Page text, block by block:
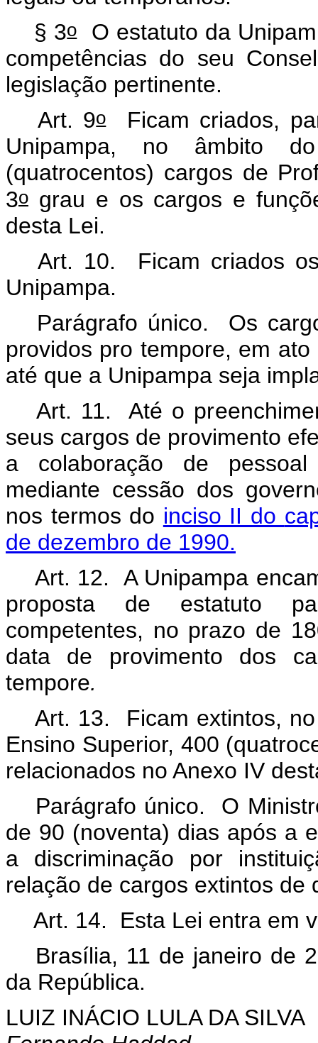
§ 3oO estatuto da
competências do seu
legislação pertinente.
Art. 9oFicam criados,
Unipampa, no âmbito
(quatrocentos) cargos de
3o grau e os cargos e
desta Lei.
Art. 10. Ficam criados
Unipampa.
Parágrafo único. Os
providos pro tempore, em ato
até que a Unipampa seja
Art. 11. Até o
seus cargos de provimento
a colaboração de pessoal
mediante cessão dos
nos termos do inciso II do
de dezembro de 1990.
Art. 12. A Unipampa
proposta de estatuto
competentes, no prazo de
data de provimento dos
tempore.
Art. 13. Ficam extintos,
Ensino Superior, 400
relacionados no Anexo IV
Parágrafo único. O
de 90 (noventa) dias após a
a discriminação por
relação de cargos extintos de
Art. 14. Esta Lei entra em
Brasília, 11 de janeiro de
da República.
LUIZ INÁCIO LULA DA SILVA